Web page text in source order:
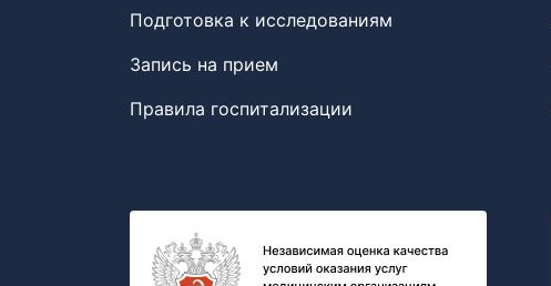
Подготовка к исследованиям
Запись на прием
Правила госпитализации